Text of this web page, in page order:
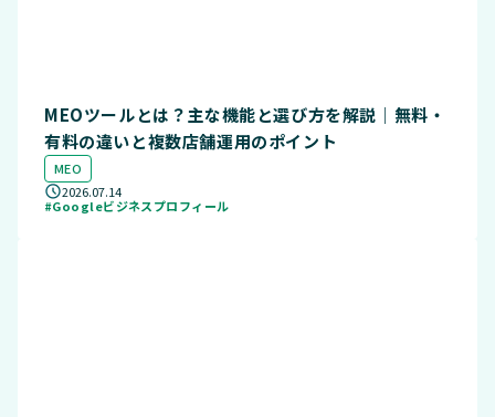
MEOツールとは？主な機能と選び方を解説｜無料・
有料の違いと複数店舗運用のポイント
MEO
2026.07.14
#Googleビジネスプロフィール